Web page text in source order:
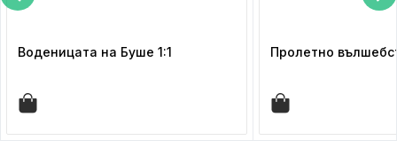
Воденицата на Буше 1:1 Пролетно